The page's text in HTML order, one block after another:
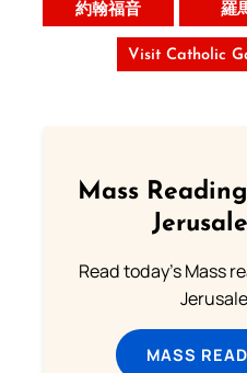
約翰福音 羅
Visit Catholic
Mass
Read today's Mass
MASS